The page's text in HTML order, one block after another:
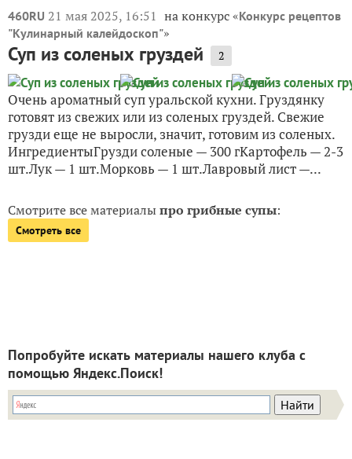
460RU 21 мая 2025, 16:51 на конкурс «Конкурс рецептов
"Кулинарный калейдоскоп"»
Суп из соленых груздей 2
Очень ароматный суп уральской кухни. Груздянку
готовят из свежих или из соленых груздей. Свежие
грузди еще не выросли, значит, готовим из соленых.
ИнгредиентыГрузди соленые — 300 гКартофель — 2-3
шт.Лук — 1 шт.Морковь — 1 шт.Лавровый лист —...
Смотрите все материалыпро грибные супы:
Смотреть все
Попробуйте искать материалы нашего клуба с
помощью Яндекс.Поиск!